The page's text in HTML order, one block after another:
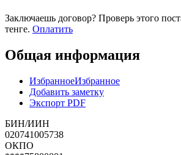
Заключаешь договор? Проверь этого
тенге. Оплатить
Общая информация
ИзбранноеИзбранное
Добавить заметку
Экспорт PDF
БИН/ИИН
020741005738
ОКПО